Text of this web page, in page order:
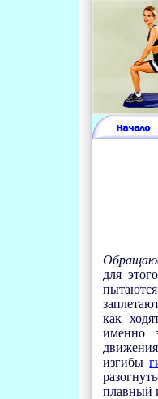
для
как
именно
изгибы
плавный